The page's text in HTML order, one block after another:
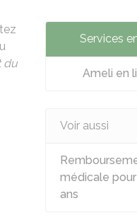
du
Services
Ameli en
Voir aussi
médicale
ans